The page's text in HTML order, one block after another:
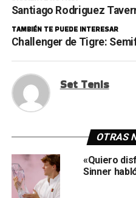
Santiago Rodriguez
TAMBIÉN TE PUEDE INTERESAR
Challenger de Tigre:
Set Tenis
OTRAS
«Quiero
Sinner